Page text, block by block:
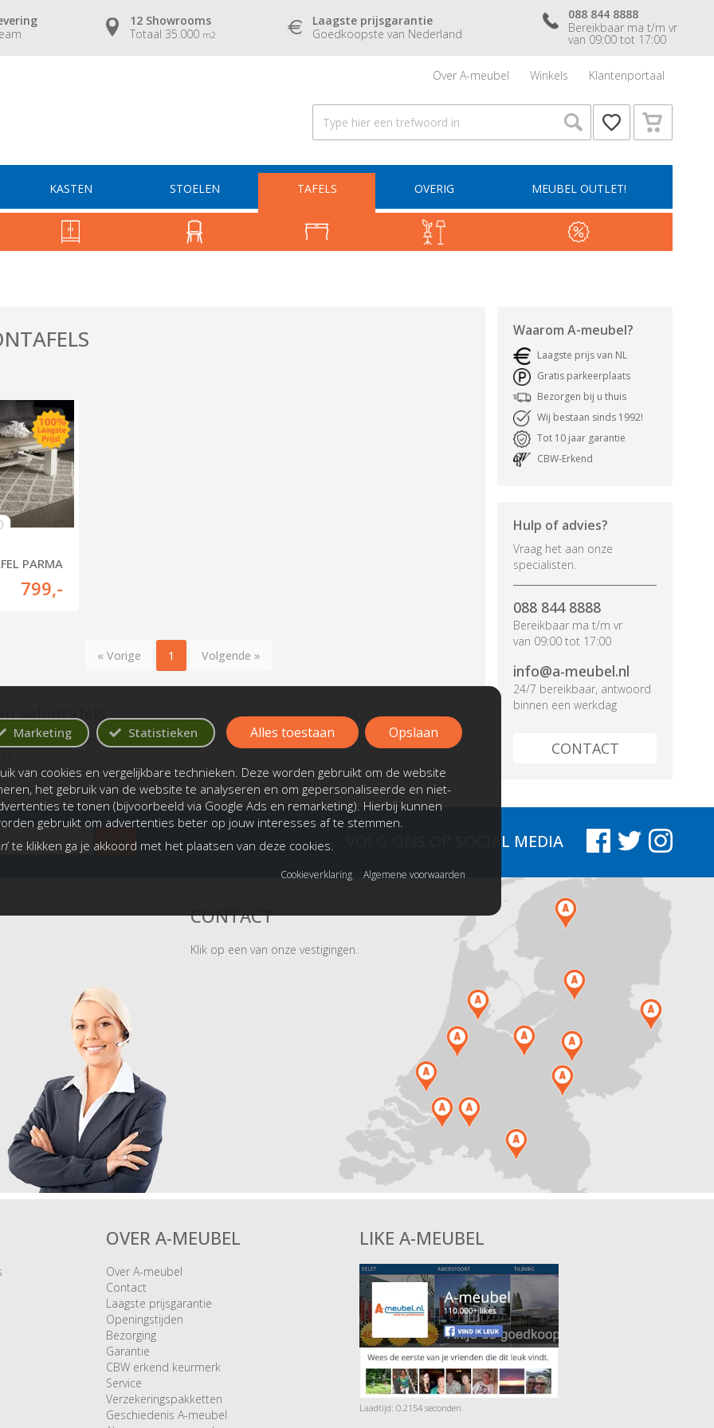
12 Showrooms
Totaal 35.000 m2
Laagste prijsgarantie
Goedkoopste van Nederland
088 844 8888
Bereikbaar ma t/m vr
van 09:00 tot 17:00
Over A-meubel Winkels Klantenportaal
KASTEN STOELEN TAFELS OVERIG MEUBEL OUTLET!
PARMA
799,-
« Vorige 1 Volgende »
salontafels
salontafels bij A-meubel. Uiteraard kunnen de eiken salontafels in verschillende
Waarom A-meubel?
Laagste prijs van NL
Gratis parkeerplaats
Bezorgen bij u thuis
Wij bestaan sinds 1992!
Tot 10 jaar garantie
CBW-Erkend
Hulp of advies?
Vraag het aan onze
specialisten.
088 844 8888
Bereikbaar ma t/m vr
van 09:00 tot 17:00
info@a-meubel.nl
24/7 bereikbaar, antwoord
binnen een werkdag
CONTACT
9,2
service en ze hebben alles
netjes weer mee genomen
heel dik te vreden
OP SOCIAL MEDIA
CONTACT
Klik op een van onze vestigingen.
OVER A-MEUBEL
Over A-meubel
Contact
Laagste prijsgarantie
Openingstijden
Bezorging
Garantie
CBW erkend keurmerk
Service
Verzekeringspakketten
Geschiedenis A-meubel
LIKE A-MEUBEL
Laadtijd: 0.2154 seconden
Marketing Statistieken
van cookies en vergelijkbare technieken. Deze worden gebruikt om de website
het gebruik van de website te analyseren en om gepersonaliseerde en niet-
te tonen (bijvoorbeeld via Google Ads en remarketing). Hierbij kunnen
gebruikt om advertenties beter op jouw interesses af te stemmen.
’ te klikken ga je akkoord met het plaatsen van deze cookies.
Alles toestaan Opslaan
Cookieverklaring Algemene voorwaarden